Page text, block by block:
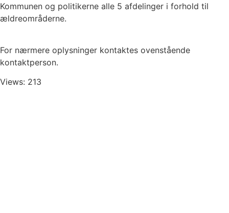
Kommunen og politikerne alle 5 afdelinger i forhold til
ældreområderne.
For nærmere oplysninger kontaktes ovenstående
kontaktperson.
Views: 213